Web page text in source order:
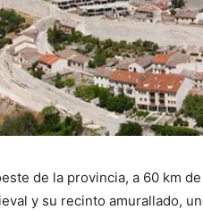
O
de la provincia, a 60 km
y su recinto amurallado,